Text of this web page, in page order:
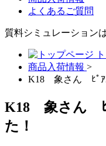
よくあるご質問
質料シミュレーション
商品入荷情報 >
K18 象さん ﾋﾟｱ
K18 象さん ﾋ
た！